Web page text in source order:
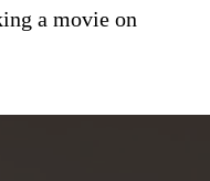
a movie on